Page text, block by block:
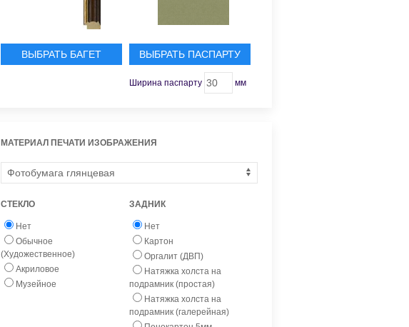
ВЫБРАТЬ БАГЕТ ВЫБРАТЬ ПАСПАРТУ
Ширина паспарту мм
МАТЕРИАЛ ПЕЧАТИ ИЗОБРАЖЕНИЯ
СТЕКЛО
Нет
Обычное
(Художественное)
Акриловое
Музейное
ЗАДНИК
Нет
Картон
Оргалит (ДВП)
Натяжка холста на
подрамник (простая)
Натяжка холста на
подрамник (галерейная)